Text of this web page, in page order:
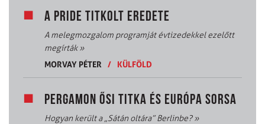
A PRIDE TITKOLT EREDETE
A melegmozgalom programját évtizedekkel ezelőtt
megírták»
MORVAY PÉTER
/ KÜLFÖLD
PERGAMON ŐSI TITKA ÉS EURÓPA SORSA
Hogyan került a „Sátán oltára” Berlinbe?»